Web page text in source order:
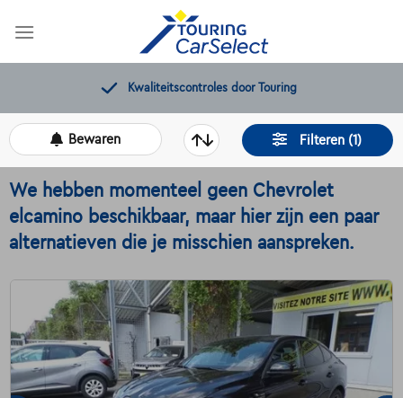
Kwaliteitscontroles door Touring
Filteren (1)
Bewaren
We hebben momenteel geen Chevrolet
elcamino beschikbaar, maar hier zijn een paar
alternatieven die je misschien aanspreken.